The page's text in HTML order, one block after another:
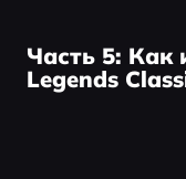
Часть 5: Как
Legends